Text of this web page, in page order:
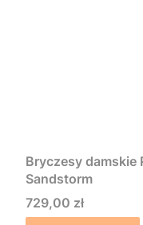
Bryczesy damskie
Sandstorm
Cena
729,00 zł